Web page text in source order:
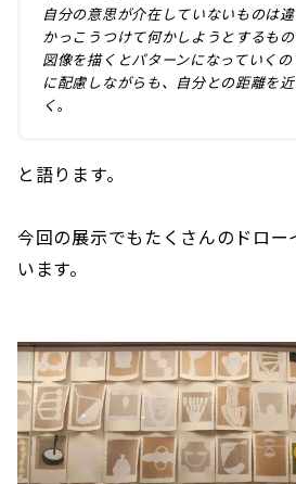
自分の意思が介在していないものは
かっこうつけて何かしようとするも
図像を描くとパターンになっていく
に配慮しながらも、自分との距離を
く。
と語ります。
今回の展示でもたくさんのドロー
います。